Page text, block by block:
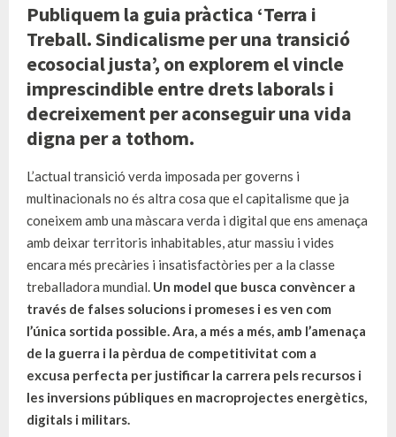
Publiquem la guia pràctica ‘Terra i
Treball. Sindicalisme per una transició
ecosocial justa’, on explorem el vincle
imprescindible entre drets laborals i
decreixement per aconseguir una vida
digna per a tothom.
L’actual transició verda imposada per governs i
multinacionals no és altra cosa que el capitalisme que ja
coneixem amb una màscara verda i digital que ens amenaça
amb deixar territoris inhabitables, atur massiu i vides
encara més precàries i insatisfactòries per a la classe
treballadora mundial. Un model que busca convèncer a
través de falses solucions i promeses i es ven com
l’única sortida possible. Ara, a més a més, amb l’amenaça
de la guerra i la pèrdua de competitivitat com a
excusa perfecta per justificar la carrera pels recursos i
les inversions públiques en macroprojectes energètics,
digitals i militars.